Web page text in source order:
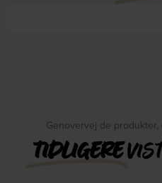
Genovervej de
TIDLIGERE